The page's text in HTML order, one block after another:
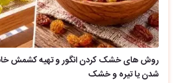
روش های خشک کردن انگور و تهیه کشمش
شدن یا تیره و خشک